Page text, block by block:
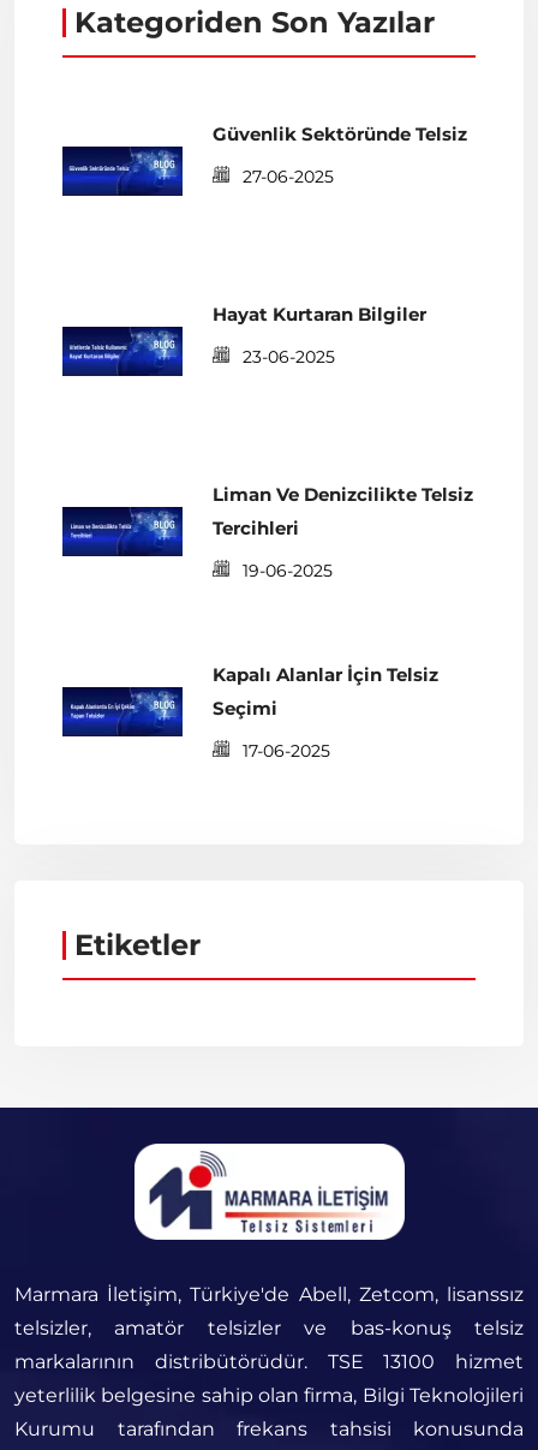
Kategoriden Son Yazılar
Güvenlik Sektöründe Telsiz
27-06-2025
Hayat Kurtaran Bilgiler
23-06-2025
Liman Ve Denizcilikte Telsiz
Tercihleri
19-06-2025
Kapalı Alanlar İçin Telsiz
Seçimi
17-06-2025
Etiketler
Marmara İletişim, Türkiye'de Abell, Zetcom, lisanssız
telsizler, amatör telsizler ve bas-konuş telsiz
markalarının distribütörüdür. TSE 13100 hizmet
yeterlilik belgesine sahip olan firma, Bilgi Teknolojileri
Kurumu tarafından frekans tahsisi konusunda